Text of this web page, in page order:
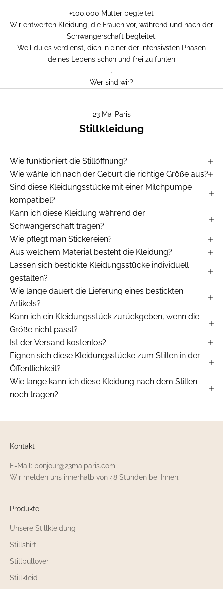
+100.000 Mütter begleitet
Wir entwerfen Kleidung, die Frauen vor, während und nach der
Schwangerschaft begleitet.
Weil du es verdienst, dich in einer der intensivsten Phasen
deines Lebens schön und frei zu fühlen
.
Wer sind wir?
23 Mai Paris
Stillkleidung
Wie funktioniert die Stillöffnung?
Wie wähle ich nach der Geburt die richtige Größe aus?
Sind diese Kleidungsstücke mit einer Milchpumpe
kompatibel?
Kann ich diese Kleidung während der
Schwangerschaft tragen?
Wie pflegt man Stickereien?
Aus welchem Material besteht die Kleidung?
Lassen sich bestickte Kleidungsstücke individuell
gestalten?
Wie lange dauert die Lieferung eines bestickten
Artikels?
Kann ich ein Kleidungsstück zurückgeben, wenn die
Größe nicht passt?
Ist der Versand kostenlos?
Eignen sich diese Kleidungsstücke zum Stillen in der
Öffentlichkeit?
Wie lange kann ich diese Kleidung nach dem Stillen
noch tragen?
Kontakt
E-Mail: bonjour@23maiparis.com
Wir melden uns innerhalb von 48 Stunden bei Ihnen.
Produkte
Unsere Stillkleidung
Stillshirt
Stillpullover
Stillkleid